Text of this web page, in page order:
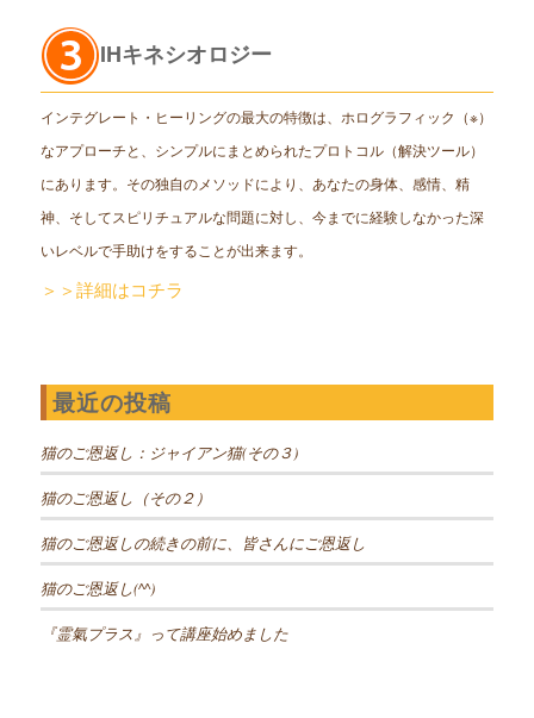
IHキネシオロジー
インテグレート・ヒーリングの最大の特徴は、ホログラフィック（※）
なアプローチと、シンプルにまとめられたプロトコル（解決ツール）
にあります。その独自のメソッドにより、あなたの身体、感情、精
神、そしてスピリチュアルな問題に対し、今までに経験しなかった深
いレベルで手助けをすることが出来ます。
＞＞詳細はコチラ
最近の投稿
猫のご恩返し：ジャイアン猫(その３)
猫のご恩返し（その２）
猫のご恩返しの続きの前に、皆さんにご恩返し
猫のご恩返し(^^)
『霊氣プラス』って講座始めました